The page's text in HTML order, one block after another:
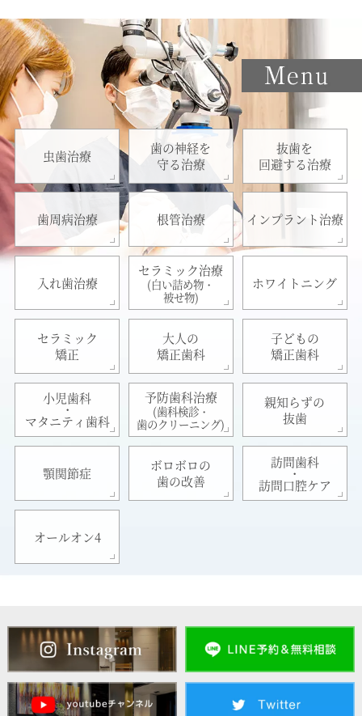
虫歯治療
歯の神経を
守る治療
抜歯を
回避する治療
歯周病治療 根管治療 インプラント治療
入れ歯治療
セラミック治療
(白い詰め物・
被せ物)
ホワイトニング
セラミック
矯正
大人の
矯正歯科
子どもの
矯正歯科
小児歯科
・
マタニティ歯科
予防歯科治療
(歯科検診・
歯のクリーニング)
親知らずの
抜歯
顎関節症
ボロボロの
歯の改善
訪問歯科
・
訪問口腔ケア
オールオン4